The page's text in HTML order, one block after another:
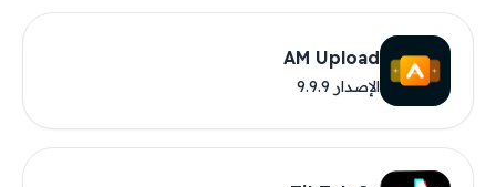
AM Upload
الإصدار 9.9.9